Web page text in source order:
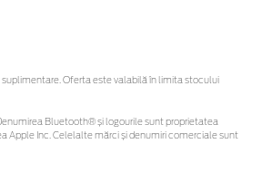
suplimentare. Oferta este valabilă în limita stocului
Bluetooth® și logourile sunt proprietatea
Apple Inc. Celelalte mărci și denumiri comerciale sunt